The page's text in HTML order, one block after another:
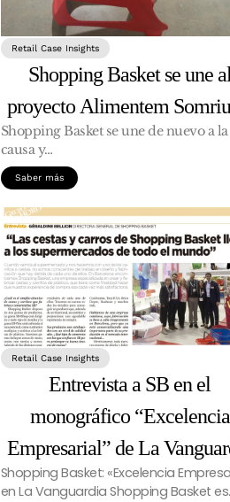
Retail Case Insights
Shopping Basket se une
proyecto Alimentem
Shopping Basket se une de nuevo a la
causa y…
Saber más
Retail Case Insights
Entrevista a SB en el
monográfico “Excelencia
Empresarial” de La
Shopping Basket: «Excelencia
en La Vanguardia Shopping Basket